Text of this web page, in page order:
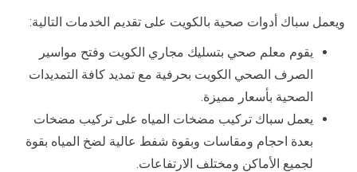
ويعمل سباك أدوات صحية بالكويت على تقديم الخدمات التالية:
يقوم معلم صحي بتسليك مجاري الكويت وفتح مواسير
الصرف الصحي الكويت بحرفية مع تمديد كافة التمديدات
الصحية بأسعار مميزة.
يعمل سباك تركيب مضخات المياه على تركيب مضخات
بعدة احجام ومقاسات وبقوة شفط عالية لضخ المياه بقوة
لجميع الأماكن ومختلف الارتفاعات.